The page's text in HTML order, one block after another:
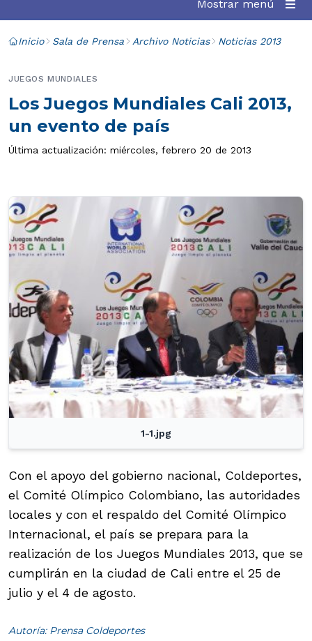
Mostrar menú
Inicio Sala de Prensa Archivo Noticias Noticias 2013
Los Juegos Mundiales Cali 2013,
un evento de país
JUEGOS MUNDIALES
Última actualización: miércoles, febrero 20 de 2013
1-1.jpg
Con el apoyo del gobierno nacional, Coldeportes,
el Comité Olímpico Colombiano, las autoridades
locales y con el respaldo del Comité Olímpico
Internacional, el país se prepara para la
realización de los Juegos Mundiales 2013, que se
cumplirán en la ciudad de Cali entre el 25 de
julio y el 4 de agosto.
Autoría: Prensa Coldeportes